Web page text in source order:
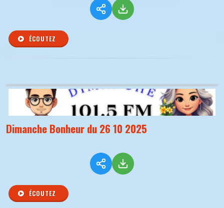
ÉCOUTEZ
Dimanche Bonheur du 26 10 2025
ÉCOUTEZ